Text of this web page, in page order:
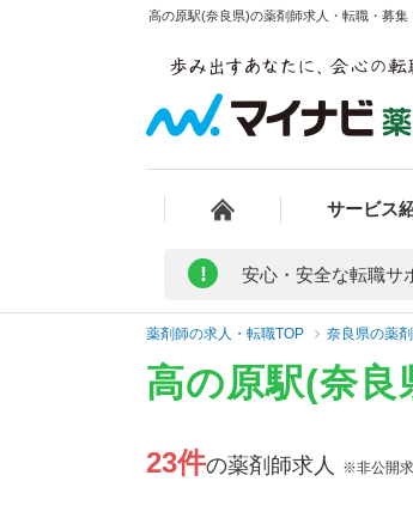
高の原駅(奈良県)の薬剤師求人・転職・募
サービス
! 安心・安全な転職サ
薬剤師の求人・転職TOP 奈良県の薬
高の原駅(奈良
23件の薬剤師求人 ※非公開求